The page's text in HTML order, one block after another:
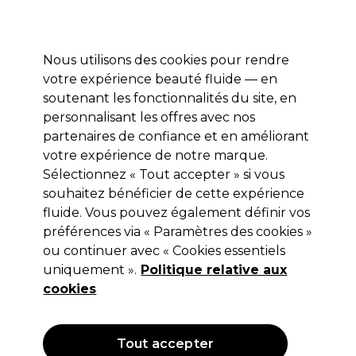
Se connecter
Marques Bons plans Coiffure Electro et Matériel
Livraison et délais
lire la suite
Nouveaux articles
Nouveaux articles
Filters
90 derniers jours
Nous utilisons des cookies pour rendre
votre expérience beauté fluide — en
soutenant les fonctionnalités du site, en
personnalisant les offres avec nos
partenaires de confiance et en améliorant
votre expérience de notre marque.
Sélectionnez « Tout accepter » si vous
souhaitez bénéficier de cette expérience
fluide. Vous pouvez également définir vos
préférences via « Paramètres des cookies »
ou continuer avec « Cookies essentiels
uniquement ». Politique relative aux
cookies
Tout accepter